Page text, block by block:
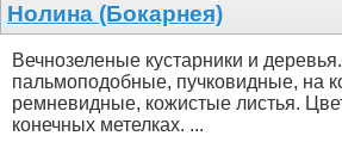
Нолина (Бокарнея)
Вечнозеленые кустарники и
пальмоподобные, пучковидные, на
ремневидные, кожистые листья.
конечных метелках. ...